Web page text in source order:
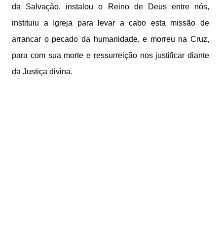
da Salvação, instalou o Reino de Deus entre nós,
instituiu a Igreja para levar a cabo esta missão de
arrancar o pecado da humanidade, e morreu na Cruz,
para com sua morte e ressurreição nos justificar diante
da Justiça divina.